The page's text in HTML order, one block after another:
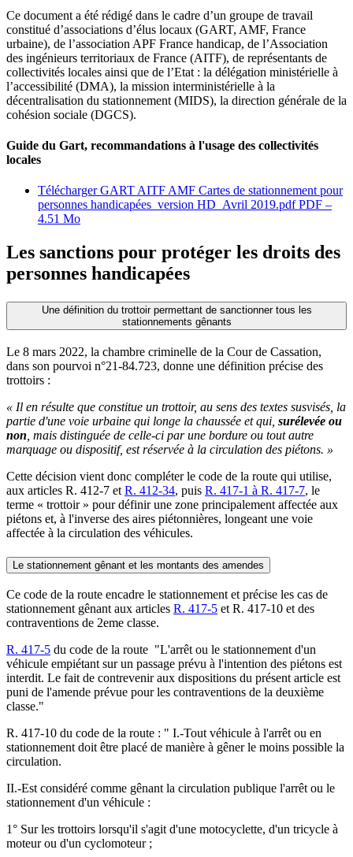
Ce document a été rédigé dans le cadre d’un groupe de travail
constitué d’associations d’élus locaux (GART, AMF, France
urbaine), de l’association APF France handicap, de l’Association
des ingénieurs territoriaux de France (AITF), de représentants de
collectivités locales ainsi que de l’Etat : la délégation ministérielle à
l’accessibilité (DMA), la mission interministérielle à la
décentralisation du stationnement (MIDS), la direction générale de la
cohésion sociale (DGCS).
Guide du Gart, recommandations à l'usage des collectivités
locales
Télécharger GART AITF AMF Cartes de stationnement pour
personnes handicapées_version HD_Avril 2019.pdfPDF –
4.51 Mo
Les sanctions pour protéger les droits des
personnes handicapées
Une définition du trottoir permettant de sanctionner tous les
stationnements gênants
Le 8 mars 2022, la chambre criminelle de la Cour de Cassation,
dans son pourvoi n°21-84.723, donne une définition précise des
trottoirs :
« Il en résulte que constitue un trottoir, au sens des textes susvisés, la
partie d'une voie urbaine qui longe la chaussée et qui, surélevée ou
non , mais distinguée de celle-ci par une bordure ou tout autre
marquage ou dispositif, est réservée à la circulation des piétons. »
Cette décision vient donc compléter le code de la route qui utilise,
aux articles R. 412-7 et R. 412-34, puis R. 417-1 à R. 417-7, le
terme « trottoir » pour définir une zone principalement affectée aux
piétons et, à l'inverse des aires piétonnières, longeant une voie
affectée à la circulation des véhicules.
Le stationnement gênant et les montants des amendes
Ce code de la route encadre le stationnement et précise les cas de
stationnement gênant aux articles R. 417-5 et R. 417-10 et des
contraventions de 2eme classe.
R. 417-5 du code de la route "L'arrêt ou le stationnement d'un
véhicule empiétant sur un passage prévu à l'intention des piétons est
interdit. Le fait de contrevenir aux dispositions du présent article est
puni de l'amende prévue pour les contraventions de la deuxième
classe."
R. 417-10 du code de la route : " I.-Tout véhicule à l'arrêt ou en
stationnement doit être placé de manière à gêner le moins possible la
circulation.
II.-Est considéré comme gênant la circulation publique l'arrêt ou le
stationnement d'un véhicule :
1° Sur les trottoirs lorsqu'il s'agit d'une motocyclette, d'un tricycle à
moteur ou d'un cyclomoteur ;